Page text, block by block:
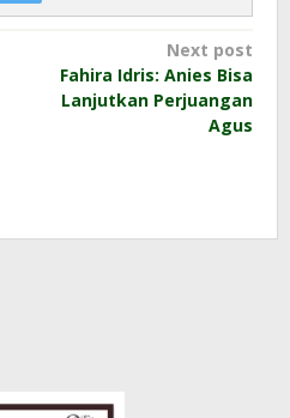
Next post
Fahira Idris: Anies Bisa
Lanjutkan Perjuangan
Agus